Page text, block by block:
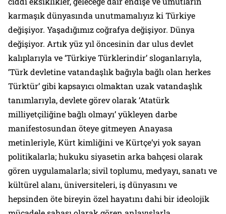
karmaşık dünyasında unutmamalıyız ki Türkiye
değişiyor. Yaşadığımız coğrafya değişiyor. Dünya
değişiyor. Artık yüz yıl öncesinin dar ulus devlet
kalıplarıyla ve ‘Türkiye Türklerindir’ sloganlarıyla,
‘Türk devletine vatandaşlık bağıyla bağlı olan herkes
Türktür’ gibi kapsayıcı olmaktan uzak vatandaşlık
tanımlarıyla, devlete görev olarak ‘Atatürk
milliyetçiliğine bağlı olmayı’ yükleyen darbe
manifestosundan öteye gitmeyen Anayasa
metinleriyle, Kürt kimliğini ve Kürtçe’yi yok sayan
politikalarla; hukuku siyasetin arka bahçesi olarak
gören uygulamalarla; sivil toplumu, medyayı, sanatı ve
kültürel alanı, üniversiteleri, iş dünyasını ve
hepsinden öte bireyin özel hayatını dahi bir ideolojik